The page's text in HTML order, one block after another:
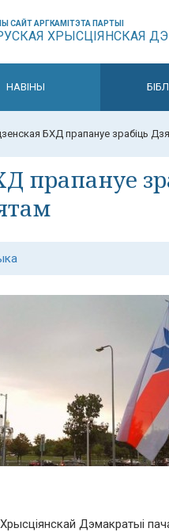
САЙТ АРГКАМІТЭТА ПАРТЫІ
ХРЫСЦІЯНСКАЯ
НАВІНЫ
БХД прапануе зрабіць
прапануе
Дэмакратыі